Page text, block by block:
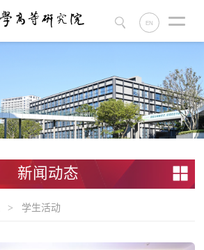
EN
新闻动态
> 学生活动